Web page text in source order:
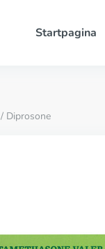
Startpagina
/ Diprosone